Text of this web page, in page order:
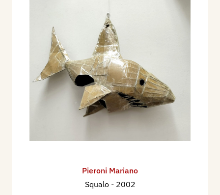
Pieroni Mariano
Squalo - 2002